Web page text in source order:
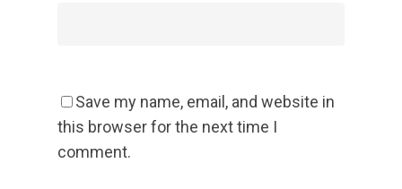
Save my name, email, and website in
this browser for the next time I
comment.